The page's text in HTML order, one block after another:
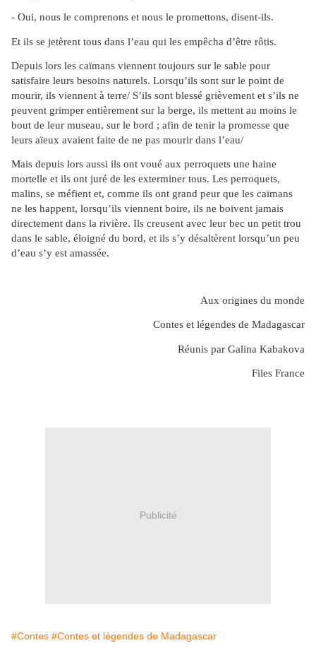
- Oui, nous le comprenons et nous le promettons, disent-ils.
Et ils se jetèrent tous dans l’eau qui les empêcha d’être rôtis.
Depuis lors les caïmans viennent toujours sur le sable pour
satisfaire leurs besoins naturels. Lorsqu’ils sont sur le point de
mourir, ils viennent à terre/ S’ils sont blessé grièvement et s’ils ne
peuvent grimper entièrement sur la berge, ils mettent au moins le
bout de leur museau, sur le bord ; afin de tenir la promesse que
leurs aïeux avaient faite de ne pas mourir dans l’eau/
Mais depuis lors aussi ils ont voué aux perroquets une haine
mortelle et ils ont juré de les exterminer tous. Les perroquets,
malins, se méfient et, comme ils ont grand peur que les caïmans
ne les happent, lorsqu’ils viennent boire, ils ne boivent jamais
directement dans la rivière. Ils creusent avec leur bec un petit trou
dans le sable, éloigné du bord, et ils s’y désaltèrent lorsqu’un peu
d’eau s’y est amassée.
Aux origines du monde
Contes et légendes de Madagascar
Réunis par Galina Kabakova
Files France
Publicité
#Contes #Contes et légendes de Madagascar